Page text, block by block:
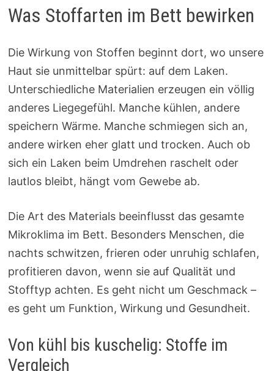
Was Stoffarten im Bett bewirken
Die Wirkung von Stoffen beginnt dort, wo unsere
Haut sie unmittelbar spürt: auf dem Laken.
Unterschiedliche Materialien erzeugen ein völlig
anderes Liegegefühl. Manche kühlen, andere
speichern Wärme. Manche schmiegen sich an,
andere wirken eher glatt und trocken. Auch ob
sich ein Laken beim Umdrehen raschelt oder
lautlos bleibt, hängt vom Gewebe ab.
Die Art des Materials beeinflusst das gesamte
Mikroklima im Bett. Besonders Menschen, die
nachts schwitzen, frieren oder unruhig schlafen,
profitieren davon, wenn sie auf Qualität und
Stofftyp achten. Es geht nicht um Geschmack –
es geht um Funktion, Wirkung und Gesundheit.
Von kühl bis kuschelig: Stoffe im
Vergleich